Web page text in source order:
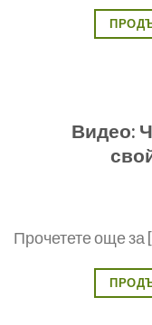
Видео:
Прочетете още